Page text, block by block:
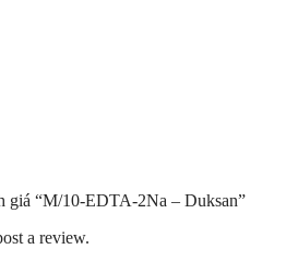
giá “M/10-EDTA-2Na – Duksan”
a review.